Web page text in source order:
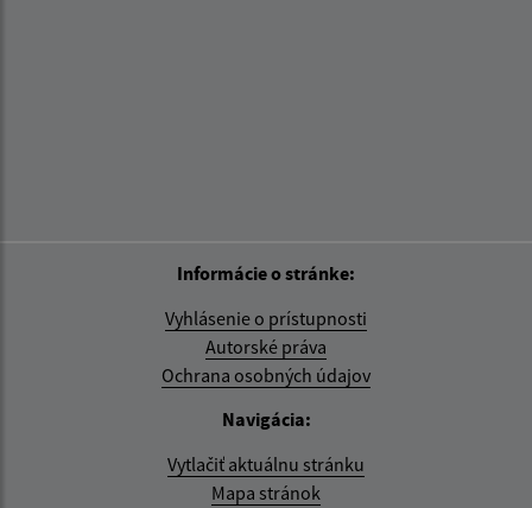
Informácie o stránke:
Vyhlásenie o prístupnosti
Autorské práva
Ochrana osobných údajov
Navigácia:
Vytlačiť aktuálnu stránku
Mapa stránok